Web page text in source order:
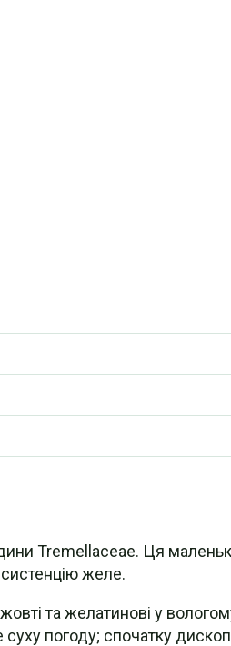
Tremellaceae. Ця
желе.
та желатинові у
погоду; спочатку